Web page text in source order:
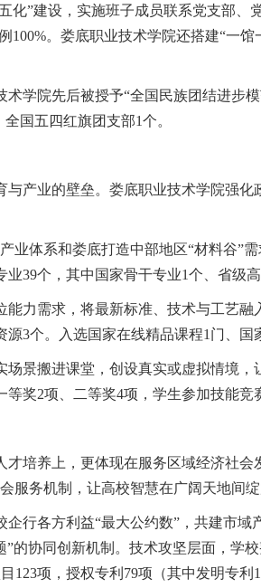
化”建设，实施班子成员联系党支部
100%。娄底职业技术学院还搭建“一
学院先后被授予“全国民族团结进步
国五四红旗团支部1个。
产业的壁垒。娄底职业技术学院强
体系和娄底打造中部地区“材料谷”
39个，其中国家骨干专业1个、省级高
力需求，将最新标准、技术与工艺融
3个。入选国家在线精品课程1门、国
景搬进课堂，创设真实或虚拟情境，
奖2项、二等奖4项，学生参加技能竞
培养上，更体现在服务区域经济社
服务机制，让高校智慧在广阔天地间绽
行各方利益“最大公约数”，共建市
的协同创新机制。技术攻坚层面，学
123项，授权专利79项（其中发明专